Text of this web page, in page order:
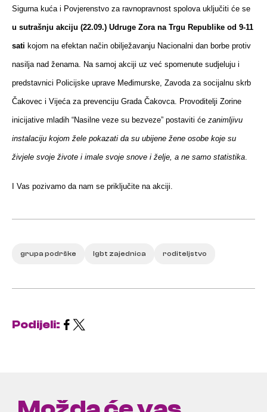
Sigurna kuća i Povjerenstvo za ravnopravnost spolova uključiti će se
u sutrašnju akciju (22.09.) Udruge Zora na Trgu Republike od 9-11
sati kojom na efektan način obilježavanju Nacionalni dan borbe protiv
nasilja nad ženama. Na samoj akciji uz već spomenute sudjeluju i
predstavnici Policijske uprave Međimurske, Zavoda za socijalnu skrb
Čakovec i Vijeća za prevenciju Grada Čakovca. Provoditelji Zorine
inicijative mladih “Nasilne veze su bezveze” postaviti će zanimljivu
instalaciju kojom žele pokazati da su ubijene žene osobe koje su
živjele svoje živote i imale svoje snove i želje, a ne samo statistika.
I Vas pozivamo da nam se priključite na akciji.
grupa podrške lgbt zajednica roditeljstvo
Podijeli: